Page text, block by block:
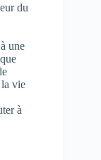
du
une
la vie
à